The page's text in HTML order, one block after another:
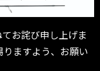
お詫び申し上げま
ますよう、お願い